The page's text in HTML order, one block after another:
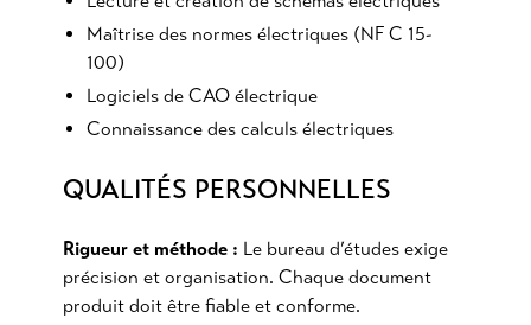
Maîtrise des normes électriques (NF C 15-
100)
Logiciels de CAO électrique
Connaissance des calculs électriques
QUALITÉS PERSONNELLES
Rigueur et méthode : Le bureau d’études exige
précision et organisation. Chaque document
produit doit être fiable et conforme.